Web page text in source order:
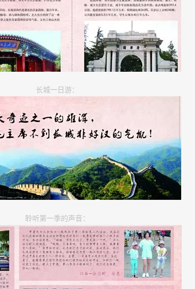
长城一日游：
聆听第一季的声音：